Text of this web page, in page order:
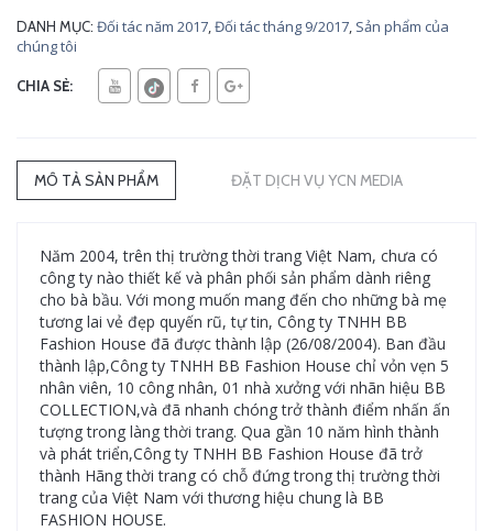
DANH MỤC: Đối tác năm 2017,Đối tác tháng 9/2017, Sản phẩm của
chúng tôi
CHIA SẺ:
MÔ TẢ SẢN PHẨM ĐẶT DỊCH VỤ YCN MEDIA
Năm 2004, trên thị trường thời trang Việt Nam, chưa có
công ty nào thiết kế và phân phối sản phẩm dành riêng
cho bà bầu. Với mong muốn mang đến cho những bà mẹ
tương lai vẻ đẹp quyến rũ, tự tin, Công ty TNHH BB
Fashion House đã được thành lập (26/08/2004). Ban đầu
thành lập,Công ty TNHH BB Fashion House chỉ vỏn vẹn 5
nhân viên, 10 công nhân, 01 nhà xưởng với nhãn hiệu BB
COLLECTION,và đã nhanh chóng trở thành điểm nhấn ấn
tượng trong làng thời trang. Qua gần 10 năm hình thành
và phát triển,Công ty TNHH BB Fashion House đã trở
thành Hãng thời trang có chỗ đứng trong thị trường thời
trang của Việt Nam với thương hiệu chung là BB
FASHION HOUSE.